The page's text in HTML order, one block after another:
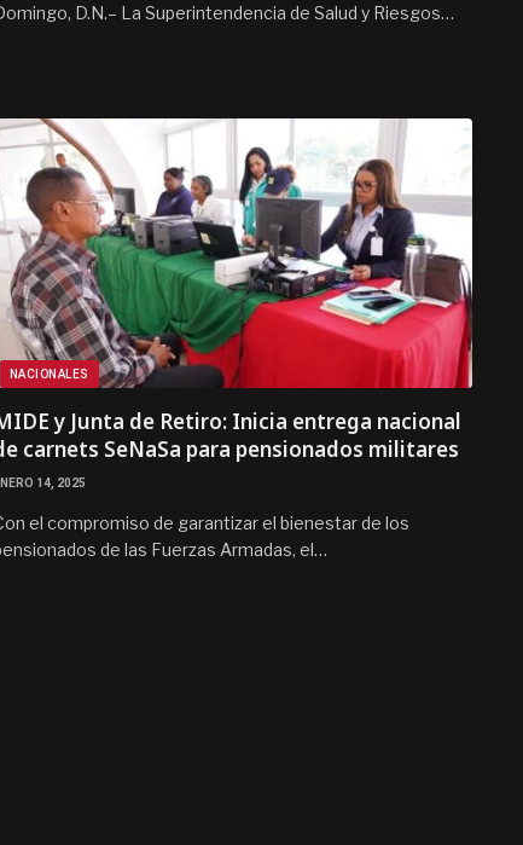
D.N.– La Superintendencia de Salud y Riesgos…
NACIONALES
y Junta de Retiro: Inicia entrega nacional
carnets SeNaSa para pensionados militares
14, 2025
el compromiso de garantizar el bienestar de los
de las Fuerzas Armadas, el…